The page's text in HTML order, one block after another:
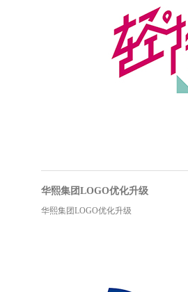
华熙集团LOGO优化升级
华熙集团LOGO优化升级